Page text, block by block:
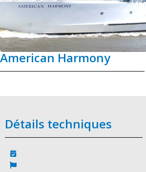
American Harmony
Détails techniques